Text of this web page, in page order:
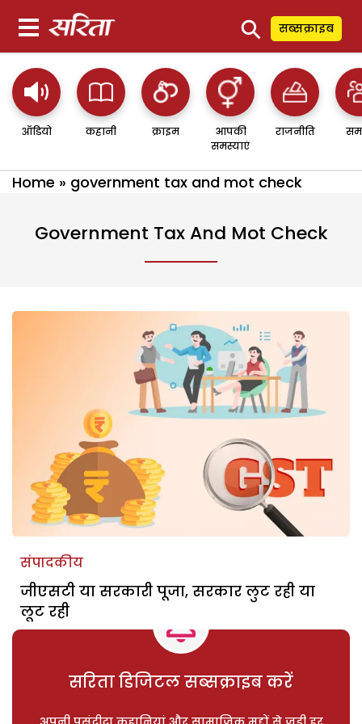
⚲ सब्सक्राइब
ऑडियो कहानी क्राइम
आपकी
समस्याएं
राजनीति
Home » government tax and mot check
Government Tax And Mot Check
संपादकीय
जीएसटी या सरकारी पूजा, सरकार लुट रही या
लूट रही
सरिता डिजिटल सब्सक्राइब करें